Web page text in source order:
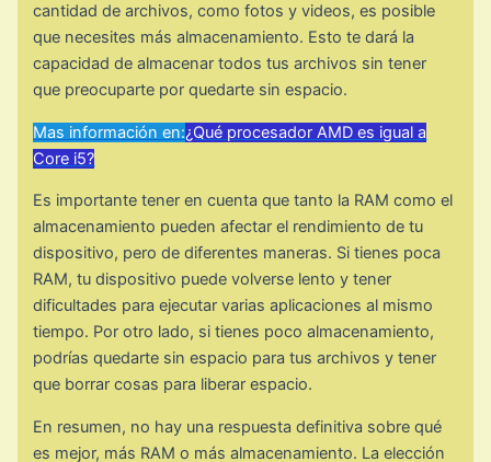
cantidad de archivos, como fotos y videos, es posible
que necesites más almacenamiento. Esto te dará la
capacidad de almacenar todos tus archivos sin tener
que preocuparte por quedarte sin espacio.
Mas información en:¿Qué procesador AMD es igual a
Core i5?
Es importante tener en cuenta que tanto la RAM como el
almacenamiento pueden afectar el rendimiento de tu
dispositivo, pero de diferentes maneras. Si tienes poca
RAM, tu dispositivo puede volverse lento y tener
dificultades para ejecutar varias aplicaciones al mismo
tiempo. Por otro lado, si tienes poco almacenamiento,
podrías quedarte sin espacio para tus archivos y tener
que borrar cosas para liberar espacio.
En resumen, no hay una respuesta definitiva sobre qué
es mejor, más RAM o más almacenamiento. La elección